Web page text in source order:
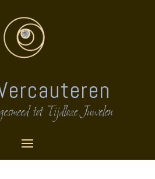
tot Tijdloze Juwelen